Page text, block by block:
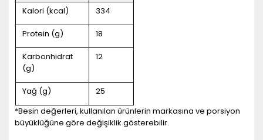
Kalori (kcal) 334
Protein (g) 18
Karbonhidrat
(g)
12
Yağ (g)
25
*Besin değerleri, kullanılan ürünlerin markasına ve porsiyon
büyüklüğüne göre değişiklik gösterebilir.